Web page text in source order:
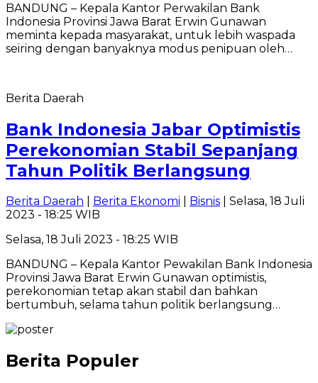
BANDUNG – Kepala Kantor Perwakilan Bank
Indonesia Provinsi Jawa Barat Erwin Gunawan
meminta kepada masyarakat, untuk lebih waspada
seiring dengan banyaknya modus penipuan oleh…
Berita Daerah
Bank Indonesia Jabar Optimistis
Perekonomian Stabil Sepanjang
Tahun Politik Berlangsung
Berita Daerah Berita Ekonomi Bisnis | Selasa, 18 Juli
2023 - 18:25 WIB
Selasa, 18 Juli 2023 - 18:25 WIB
BANDUNG – Kepala Kantor Pewakilan Bank Indonesia
Provinsi Jawa Barat Erwin Gunawan optimistis,
perekonomian tetap akan stabil dan bahkan
bertumbuh, selama tahun politik berlangsung…
Berita Populer